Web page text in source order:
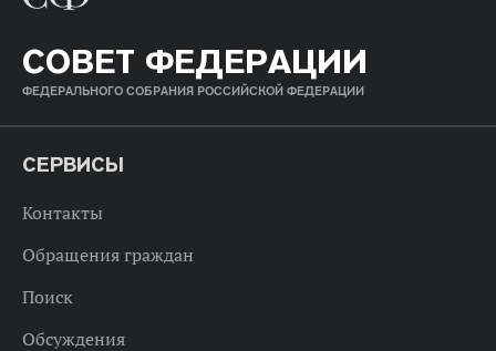
СОВЕТ ФЕДЕРАЦИИ
ФЕДЕРАЛЬНОГО СОБРАНИЯ РОССИЙСКОЙ ФЕДЕРАЦИИ
СЕРВИСЫ
Контакты
Обращения граждан
Поиск
Обсуждения